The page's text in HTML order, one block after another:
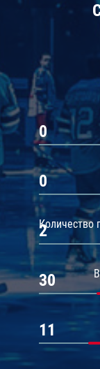
0
0
Количество
2
30
11